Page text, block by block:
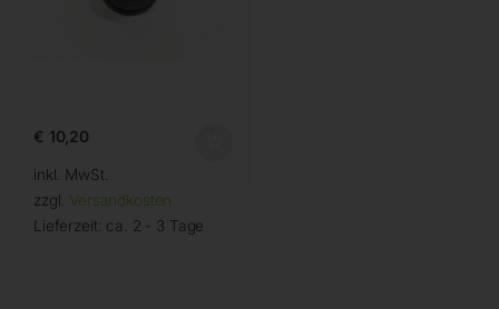
€ 10,20
inkl. MwSt.
zzgl. Versandkosten
Lieferzeit: ca. 2 - 3 Tage